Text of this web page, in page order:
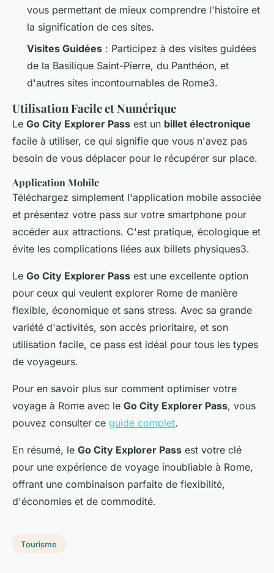
vous permettant de mieux comprendre l'histoire et
la signification de ces sites.
Visites Guidées : Participez à des visites guidées
de la Basilique Saint-Pierre, du Panthéon, et
d'autres sites incontournables de Rome3.
Utilisation Facile et Numérique
Le Go City Explorer Pass est un billet électronique
facile à utiliser, ce qui signifie que vous n'avez pas
besoin de vous déplacer pour le récupérer sur place.
Application Mobile
Téléchargez simplement l'application mobile associée
et présentez votre pass sur votre smartphone pour
accéder aux attractions. C'est pratique, écologique et
évite les complications liées aux billets physiques3.
Le Go City Explorer Pass est une excellente option
pour ceux qui veulent explorer Rome de manière
flexible, économique et sans stress. Avec sa grande
variété d'activités, son accès prioritaire, et son
utilisation facile, ce pass est idéal pour tous les types
de voyageurs.
Pour en savoir plus sur comment optimiser votre
voyage à Rome avec le Go City Explorer Pass, vous
pouvez consulter ce guide complet.
En résumé, le Go City Explorer Pass est votre clé
pour une expérience de voyage inoubliable à Rome,
offrant une combinaison parfaite de flexibilité,
d'économies et de commodité.
Tourisme